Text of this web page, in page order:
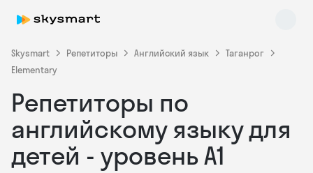
Skysmart Репетиторы Английский язык
Таганрог
Elementary
Репетиторы по
английскому языку для
детей - уровень А1